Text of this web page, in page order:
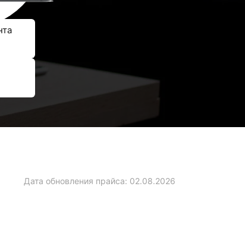
Дата обновления прайса: 02.08.2026